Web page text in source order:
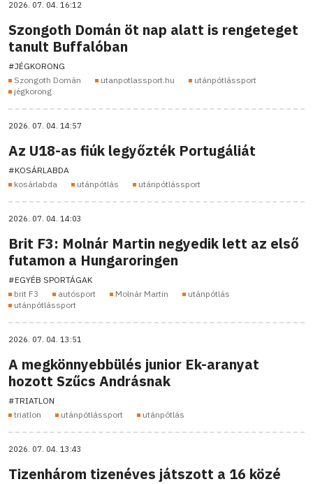
2026. 07. 04. 16:12
Szongoth Domán öt nap alatt is rengeteget
tanult Buffalóban
#JÉGKORONG
Szongoth Domán
utanpotlassport.hu
utánpótlássport
jégkorong
2026. 07. 04. 14:57
Az U18-as fiúk legyőzték Portugáliát
#KOSÁRLABDA
kosárlabda
utánpótlás utánpótlássport
2026. 07. 04. 14:03
Brit F3: Molnár Martin negyedik lett az első
futamon a Hungaroringen
#EGYÉB SPORTÁGAK
brit F3
autósport Molnár Martin
utánpótlás
utánpótlássport
2026. 07. 04. 13:51
A megkönnyebbülés junior Ek-aranyat
hozott Szűcs Andrásnak
#TRIATLON
triatlon
utánpótlássport utánpótlás
2026. 07. 04. 13:43
Tizenhárom tizenéves játszott a 16 közé